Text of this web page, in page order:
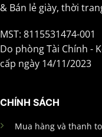
& Bán lẻ giày, thời
MST: 8115531474-001
Do phòng Tài Chính -
cấp ngày 14/11/2023
CHÍNH SÁCH
Mua hàng và thanh